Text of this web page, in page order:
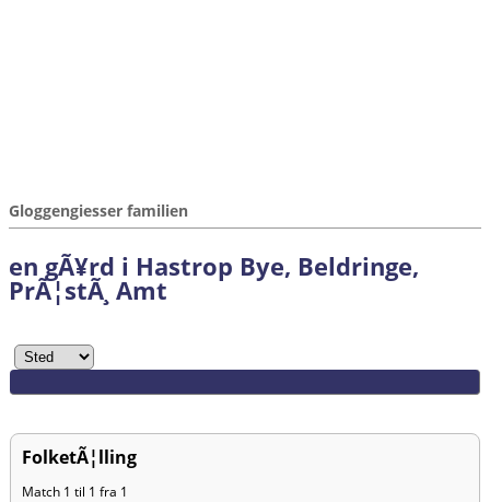
Gloggengiesser familien
en gÃ¥rd i Hastrop Bye, Beldringe,
PrÃ¦stÃ¸ Amt
FolketÃ¦lling
Match 1 til 1 fra 1